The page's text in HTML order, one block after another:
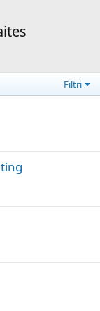
Filtri